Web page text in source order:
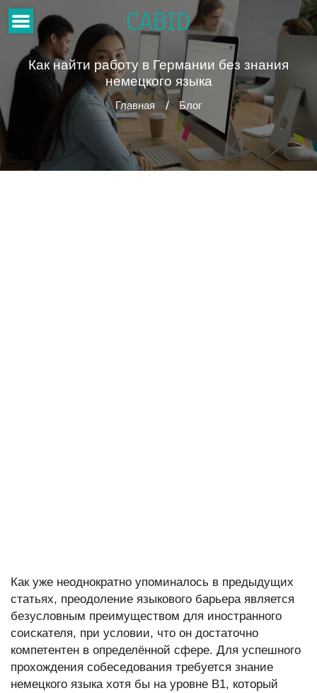
CABID
Как найти работу в Германии без знания
немецкого языка
Главная Блог
Как уже неоднократно упоминалось в предыдущих
статьях, преодоление языкового барьера является
безусловным преимуществом для иностранного
соискателя, при условии, что он достаточно
компетентен в определённой сфере. Для успешного
прохождения собеседования требуется знание
немецкого языка хотя бы на уровне B1, который